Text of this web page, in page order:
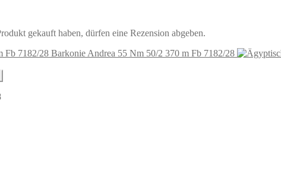
gekauft haben, dürfen eine Rezension abgeben.
Barkonie Andrea 55 Nm 50/2 370 m Fb 7182/28
18